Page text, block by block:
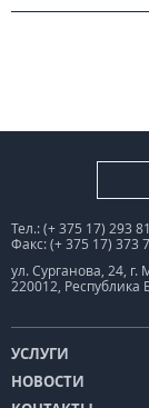
Тел.: (+ 375 17) 293
Факс: (+ 375 17) 373
ул. Сурганова, 24, г.
220012, Республика
УСЛУГИ
НОВОСТИ